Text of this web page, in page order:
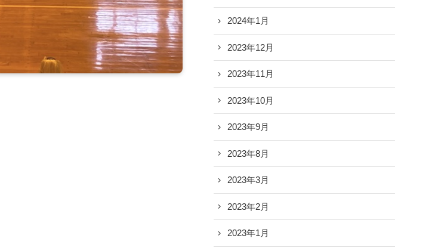
2024年1月
2023年12月
2023年11月
2023年10月
2023年9月
2023年8月
2023年3月
2023年2月
2023年1月